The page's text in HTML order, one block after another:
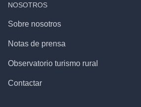
NOSOTROS
Sobre nosotros
Notas de prensa
Observatorio turismo rural
Contactar